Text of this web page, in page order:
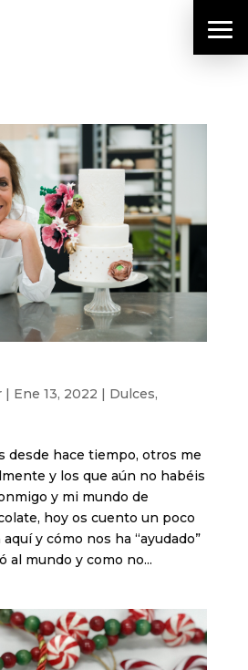
| Ene 13, 2022 | Dulces,
desde hace tiempo, otros me
y los que aún no habéis
y mi mundo de
hoy os cuento un poco
y cómo nos ha “ayudado”
al mundo y como no...